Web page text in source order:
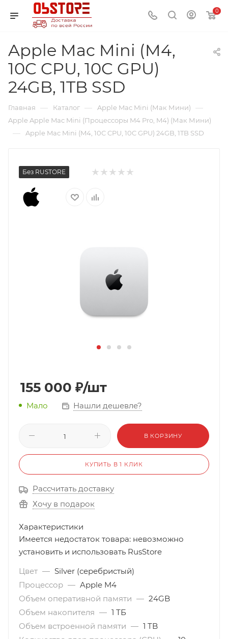
0
Apple Mac Mini (M4,
10C CPU, 10C GPU)
24GB, 1TB SSD
Главная — Каталог — Apple Mac Mini (Мак Мини) —
Apple Apple Mac Mini (Процессоры M4 Pro, M4) (Мак Мини)
— Apple Mac Mini (M4, 10C CPU, 10C GPU) 24GB, 1TB SSD
Без RUSTORE
155 000 ₽/шт
Мало Нашли дешевле?
В КОРЗИНУ
КУПИТЬ В 1 КЛИК
Рассчитать доставку
Хочу в подарок
Характеристики
Имеется недостаток товара: невозможно
установить и использовать RusStore
Цвет — Silver (серебристый)
Процессор — Apple M4
Объем оперативной памяти — 24GB
Объем накопителя — 1 ТБ
Объем встроенной памяти — 1 TB